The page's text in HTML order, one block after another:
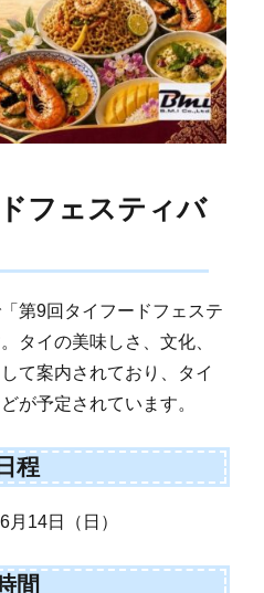
フェスティバ
第9回タイフードフェステ
タイの美味しさ、文化、
て案内されており、タイ
が予定されています。
日程
14日（日）
間